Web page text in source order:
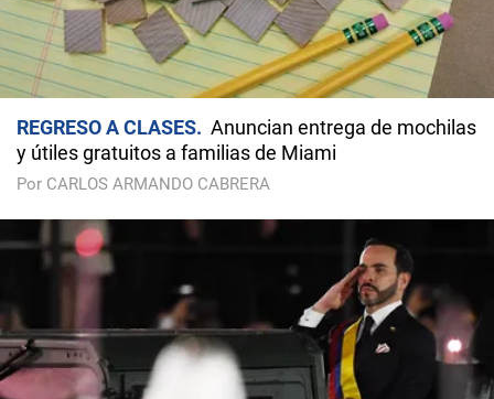
REGRESO A CLASES
Anuncian entrega de mochilas
y útiles gratuitos a familias de Miami
Por CARLOS ARMANDO CABRERA